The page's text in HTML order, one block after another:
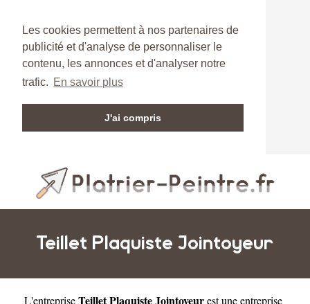
Les cookies permettent à nos partenaires de
publicité et d'analyse de personnaliser le
contenu, les annonces et d'analyser notre
trafic. En savoir plus
J'ai compris
Teillet Plaquiste Jointoyeur
L'entrepriseTeillet Plaquiste Jointoyeurest uneentreprise